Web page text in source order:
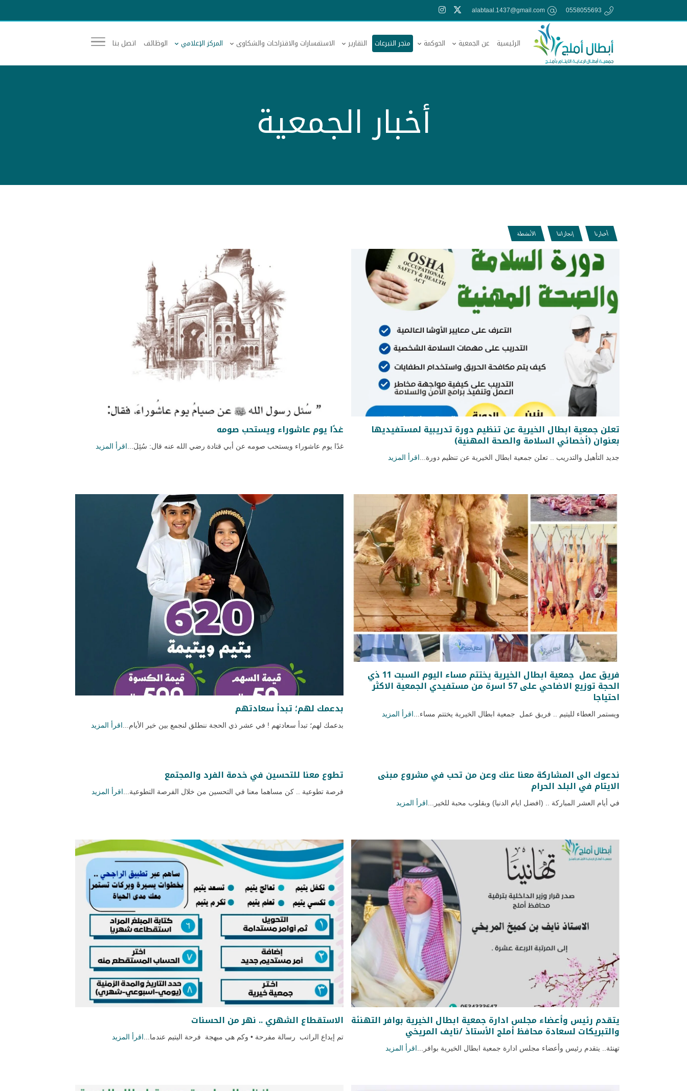
0558055693
alabtaal.1437@gmail.com
الرئيسية عن الجمعية الحوكمة متجر التبرعات التقارير الاستفسارات والاقتراحات والشكاوى المركز الإعلامي الوظائف اتصل بنا
أخبار الجمعية
أخبارنا إنجازاتنا الأنشطة
تعلن جمعية ابطال الخيرية عن تنظيم دورة تدريبية لمستفيديها
بعنوان (أخصائي السلامة والصحة المهنية)
جديد التأهيل والتدريب .. تعلن جمعية ابطال الخيرية عن تنظيم دورة... اقرأ المزيد
غدًا يوم عاشوراء ويستحب صومه
غدًا يوم عاشوراء ويستحب صومه عن أبي قتادة رضي الله عنه قال: سُئِلَ... اقرأ المزيد
فريق عمل جمعية ابطال الخيرية يختتم مساء اليوم السبت 11 ذي
الحجة توزيع الاضاحي على 57 اسرة من مستفيدي الجمعية الاكثر
احتياجا
ويستمر العطاء لليتيم .. فريق عمل جمعية ابطال الخيرية يختتم مساء...اقرأ المزيد بدعمك لهم؛ تبدأ سعادتهم
بدعمك لهم؛ تبدأ سعادتهم ! في عشر ذي الحجة ننطلق لنجمع بين خير الأيام... اقرأ المزيد
ندعوك الى المشاركة معنا عنك وعن من تحب في مشروع مبنى
الايتام في البلد الحرام
في أيام العشر المباركة .. (افضل ايام الدنيا) وبقلوب محبة للخير... اقرأ المزيد
تطوع معنا للتحسين في خدمة الفرد والمجتمع
فرصة تطوعية .. كن مساهما معنا في التحسين من خلال الفرصة التطوعية... اقرأ المزيد
يتقدم رئيس وأعضاء مجلس ادارة جمعية ابطال الخيرية بوافر التهنئة
والتبريكات لسعادة محافظ أملج الأستاذ /نايف المريخي
تهنئة.. يتقدم رئيس وأعضاء مجلس ادارة جمعية ابطال الخيرية بوافر... اقرأ المزيد
الاستقطاع الشهري .. نهر من الحسنات
تم إيداع الراتب رسالة مفرحة • وكم هي مبهجة فرحة اليتيم عندما... اقرأ المزيد